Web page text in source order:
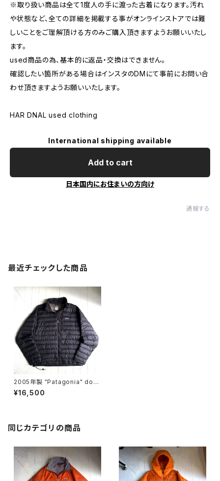
※取り扱い商品は全て1度人の手に渡った古着になります。汚れ
や状態など、全ての詳細を掲載する事がオンラインストアでは難
しいことをご理解頂ける方のみご購入頂きますようお願いいたし
ます。
used商品の為、基本的に返品・交換はできません。
確認したい箇所がある場合はインスタのDMにて事前にお問い合
わせ頂きますようお願いいたします。
HAR DNAL used clothing
International shipping available
Add to cart
日本国内にお住まいの方向け
通報する
最近チェックした商品
2005年製 "Patagonia" dow
n sweater
¥16,500
同じカテゴリの商品